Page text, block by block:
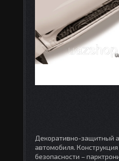
Декоративно-защитный
автомобиля.
безопасности –